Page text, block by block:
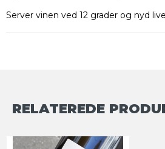
Server vinen ved 12 grader og nyd
RELATEREDE